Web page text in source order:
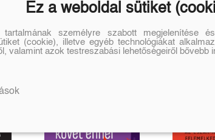
Ez a weboldal sütiket
tartalmának személyre szabott megjelenítése
(cookie), illetve egyéb technológiákat
valamint azok testreszabási lehetőségeiről bővebb